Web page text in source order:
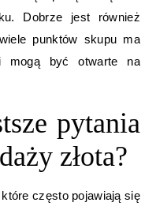
Dobrze jest również
punktów skupu ma
mogą być otwarte na
pytania
złota?
często pojawiają się